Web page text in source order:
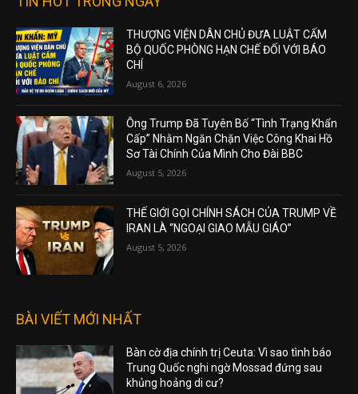
THƯỢNG VIỆN DÂN CHỦ ĐƯA LUẬT CẤM
BỘ QUỐC PHÒNG HẠN CHẾ ĐỐI VỚI BÁO
CHÍ
August 6, 2026
Ông Trump Đã Tuyên Bố “Tình Trạng Khẩn
Cấp” Nhằm Ngăn Chặn Việc Công Khai Hồ
Sơ Tài Chính Của Mình Cho Đài BBC
August 5, 2026
THẾ GIỚI GỌI CHÍNH SÁCH CỦA TRUMP VỀ
IRAN LÀ “NGOẠI GIAO MẪU GIÁO”
August 5, 2026
BÀI VIẾT MỚI NHẤT
Bàn cờ địa chính trị Ceuta: Vì sao tình báo
Trung Quốc nghi ngờ Mossad đứng sau
khủng hoảng di cư?